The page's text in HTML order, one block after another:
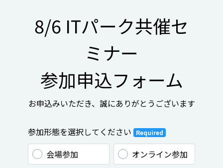
8/6 ITパーク共催セ
ミナー
参加申込フォーム
お申込みいただき、誠にありがとうございます
参加形態を選択してください Required
会場参加 オンライン参加